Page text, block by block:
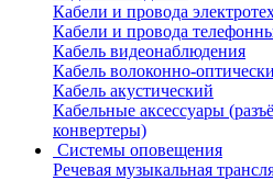
Кабели и провода
Кабели и провода
Кабель видеонаблюдения
Кабель волоконно-
Кабель акустический
Кабельные аксессуары
конвертеры)
Системы оповещения
Речевая музыкальная